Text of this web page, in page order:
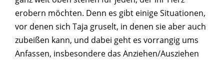
erobern möchten. Denn es gibt einige Situationen,
vor denen sich Taja gruselt, in denen sie aber auch
zubeißen kann, und dabei geht es vorrangig ums
Anfassen, insbesondere das Anziehen/Ausziehen